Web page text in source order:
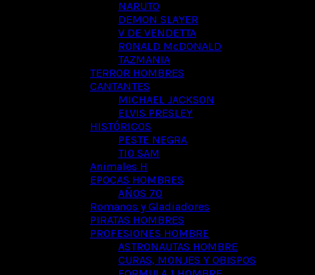
NARUTO
DEMON SLAYER
V DE VENDETTA
RONALD McDONALD
TAZMANIA
TERROR HOMBRES
CANTANTES
MICHAEL JACKSON
ELVIS PRESLEY
HISTÓRICOS
PESTE NEGRA
TIO SAM
Animales H
EPOCAS HOMBRES
AÑOS 70
Romanos y Gladiadores
PIRATAS HOMBRES
PROFESIONES HOMBRE
ASTRONAUTAS HOMBRE
CURAS, MONJES Y OBISPOS